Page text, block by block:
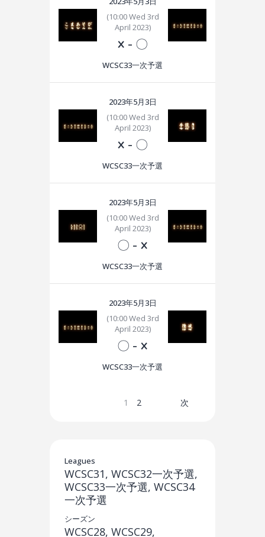
(10:00 Wed 3rd
April 2023)
× - 〇
WCSC33一次予選
2023年5月3日
(10:00 Wed 3rd
April 2023)
× - 〇
WCSC33一次予選
2023年5月3日
(10:00 Wed 3rd
April 2023)
〇 - ×
WCSC33一次予選
2023年5月3日
(10:00 Wed 3rd
April 2023)
〇 - ×
WCSC33一次予選
1 2 次
Leagues
WCSC31, WCSC32一次予選,
WCSC33一次予選, WCSC34
一次予選
シーズン
WCSC28, WCSC29,